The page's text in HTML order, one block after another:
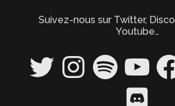
Suivez-nous sur Twitter,
Youtube…
Twitter InstagramSpotify YouTube
Discord